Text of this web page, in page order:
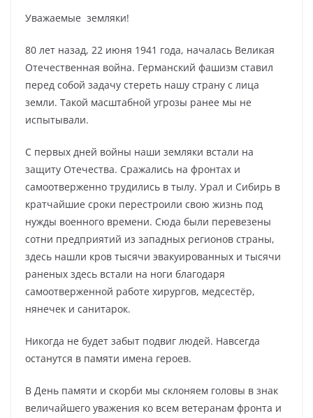
Уважаемые земляки!
80 лет назад, 22 июня 1941 года, началась Великая
Отечественная война. Германский фашизм ставил
перед собой задачу стереть нашу страну с лица
земли. Такой масштабной угрозы ранее мы не
испытывали.
С первых дней войны наши земляки встали на
защиту Отечества. Сражались на фронтах и
самоотверженно трудились в тылу. Урал и Сибирь в
кратчайшие сроки перестроили свою жизнь под
нужды военного времени. Сюда были перевезены
сотни предприятий из западных регионов страны,
здесь нашли кров тысячи эвакуированных и тысячи
раненых здесь встали на ноги благодаря
самоотверженной работе хирургов, медсестёр,
нянечек и санитарок.
Никогда не будет забыт подвиг людей. Навсегда
останутся в памяти имена героев.
В День памяти и скорби мы склоняем головы в знак
величайшего уважения ко всем ветеранам фронта и